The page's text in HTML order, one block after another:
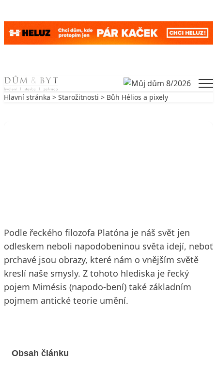
Skip to content
Hlavní stránka > Starožitnosti > Bůh Hélios a pixely
Podle řeckého filozofa Platóna je náš svět jen
odleskem neboli napodobeninou světa idejí, neboť
prchavé jsou obrazy, které nám o vnějším světě
kreslí naše smysly. Z tohoto hlediska je řecký
pojem Mimésis (napodo-bení) také základním
pojmem antické teorie umění.
Obsah článku